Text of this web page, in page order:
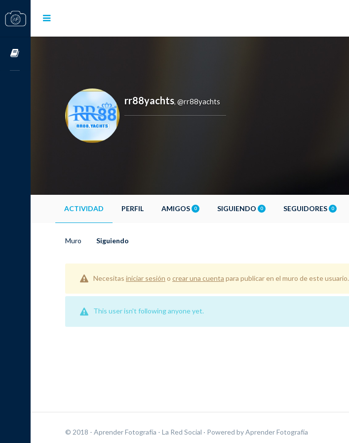
rr88yachts, @rr88yachts
ACTIVIDAD PERFIL AMIGOS 0 SIGUIENDO 0 SEGUIDORES 0
Muro Siguiendo
Necesitas iniciar sesión o crear una cuenta para publicar en el muro de este usuario.
This user isn't following anyone yet.
© 2018 - Aprender Fotografía - La Red Social · Powered byAprender Fotografía